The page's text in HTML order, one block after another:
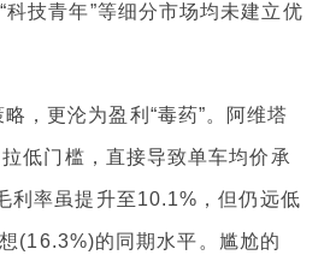
科技青年”等细分市场均未建立优
，更沦为盈利“毒药”。阿维塔
低门槛，直接导致单车均价承
利率虽提升至10.1%，但仍远低
(16.3%)的同期水平。尴尬的